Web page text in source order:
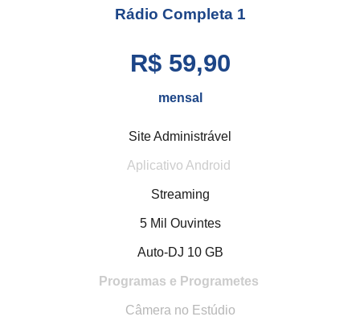
Rádio Completa 1
R$ 59,90
mensal
Site Administrável
Aplicativo Android
Streaming
5 Mil Ouvintes
Auto-DJ 10 GB
Programas e Programetes
Câmera no Estúdio